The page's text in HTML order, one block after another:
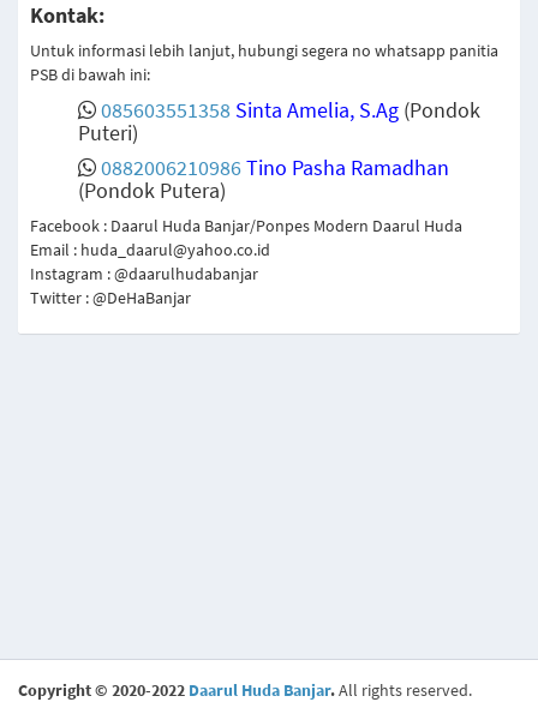
Kontak:
Untuk informasi lebih lanjut, hubungi segera no whatsapp panitia
PSB di bawah ini:
085603551358 Sinta Amelia, S.Ag (Pondok
Puteri)
0882006210986Tino Pasha Ramadhan
(Pondok Putera)
Facebook : Daarul Huda Banjar/Ponpes Modern Daarul Huda
Email : huda_daarul@yahoo.co.id
Instagram : @daarulhudabanjar
Twitter : @DeHaBanjar
Copyright © 2020-2022 Daarul Huda Banjar.All rights reserved.